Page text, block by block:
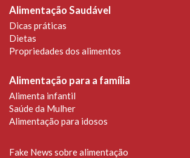
Alimentação Saudável
Dicas práticas
Dietas
Propriedades dos alimentos
Alimentação para a família
Alimenta infantil
Saúde da Mulher
Alimentação para idosos
Fake News sobre alimentação